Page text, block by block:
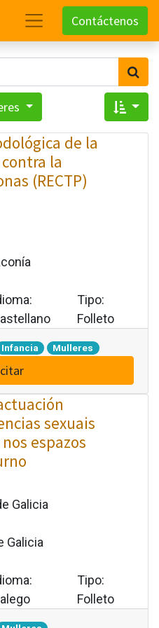
Contáctenos
de la
la
(RECTP)
Tipo:
Folleto
Infancia Mulleres
sexuais
espazos
Galicia
Galicia
Tipo:
Folleto